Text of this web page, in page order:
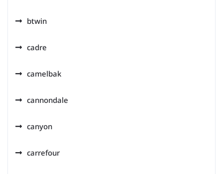
btwin
cadre
camelbak
cannondale
canyon
carrefour